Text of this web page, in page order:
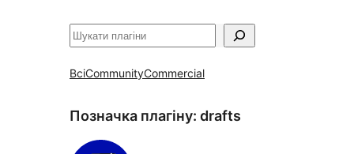
Пошук
ВсіCommunityCommercial
Позначка плагіну: drafts